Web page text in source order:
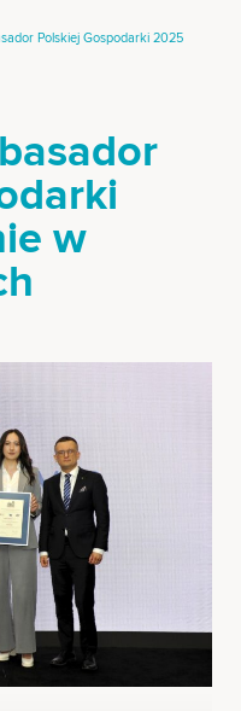
Polskiej Gospodarki 2025
w